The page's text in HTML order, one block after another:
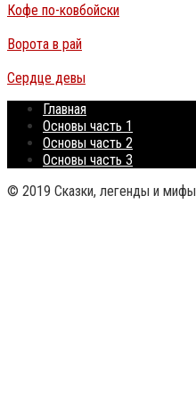
Кофе по-ковбойски
Ворота в рай
Сердце девы
Главная
Основы часть 1
Основы часть 2
Основы часть 3
© 2019 Сказки, легенды и мифы